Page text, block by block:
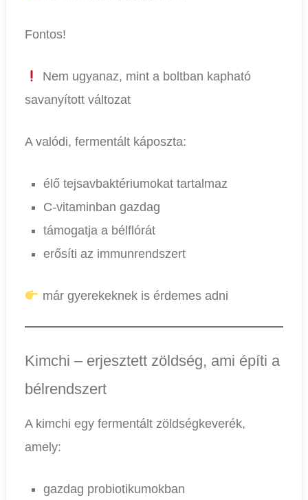
Fontos!
Nem ugyanaz, mint a boltban kapható
savanyított változat
A valódi, fermentált káposzta:
élő tejsavbaktériumokat tartalmaz
C-vitaminban gazdag
támogatja a bélflórát
erősíti az immunrendszert
már gyerekeknek is érdemes adni
Kimchi – erjesztett zöldség, ami építi a
bélrendszert
A kimchi egy fermentált zöldségkeverék,
amely:
gazdag probiotikumokban